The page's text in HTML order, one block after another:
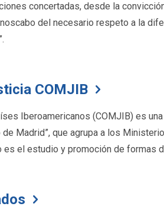
concertadas, desde la
del necesario respeto a la
COMJIB
Iberoamericanos (COMJIB) es
de Madrid”, que agrupa a los
es el estudio y promoción de formas